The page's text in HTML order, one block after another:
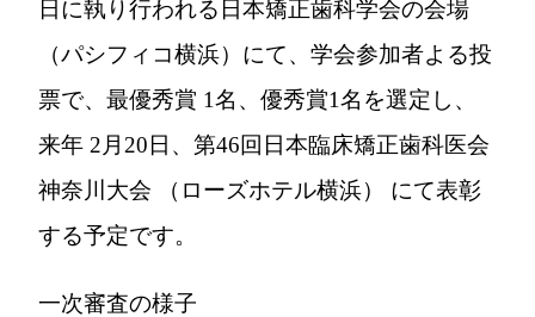
日に執り行われる日本矯正歯科学会の会場
（パシフィコ横浜）にて、学会参加者よる投
票で、最優秀賞 1名、優秀賞1名を選定し、
来年 2月20日、第46回日本臨床矯正歯科医会
神奈川大会 （ローズホテル横浜） にて表彰
する予定です。
一次審査の様子